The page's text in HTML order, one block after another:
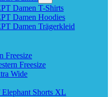
Damen T-Shirts
Damen Hoodies
Damen Trägerkleid
Freesize
Freesize
Wide
Elephant Shorts XL